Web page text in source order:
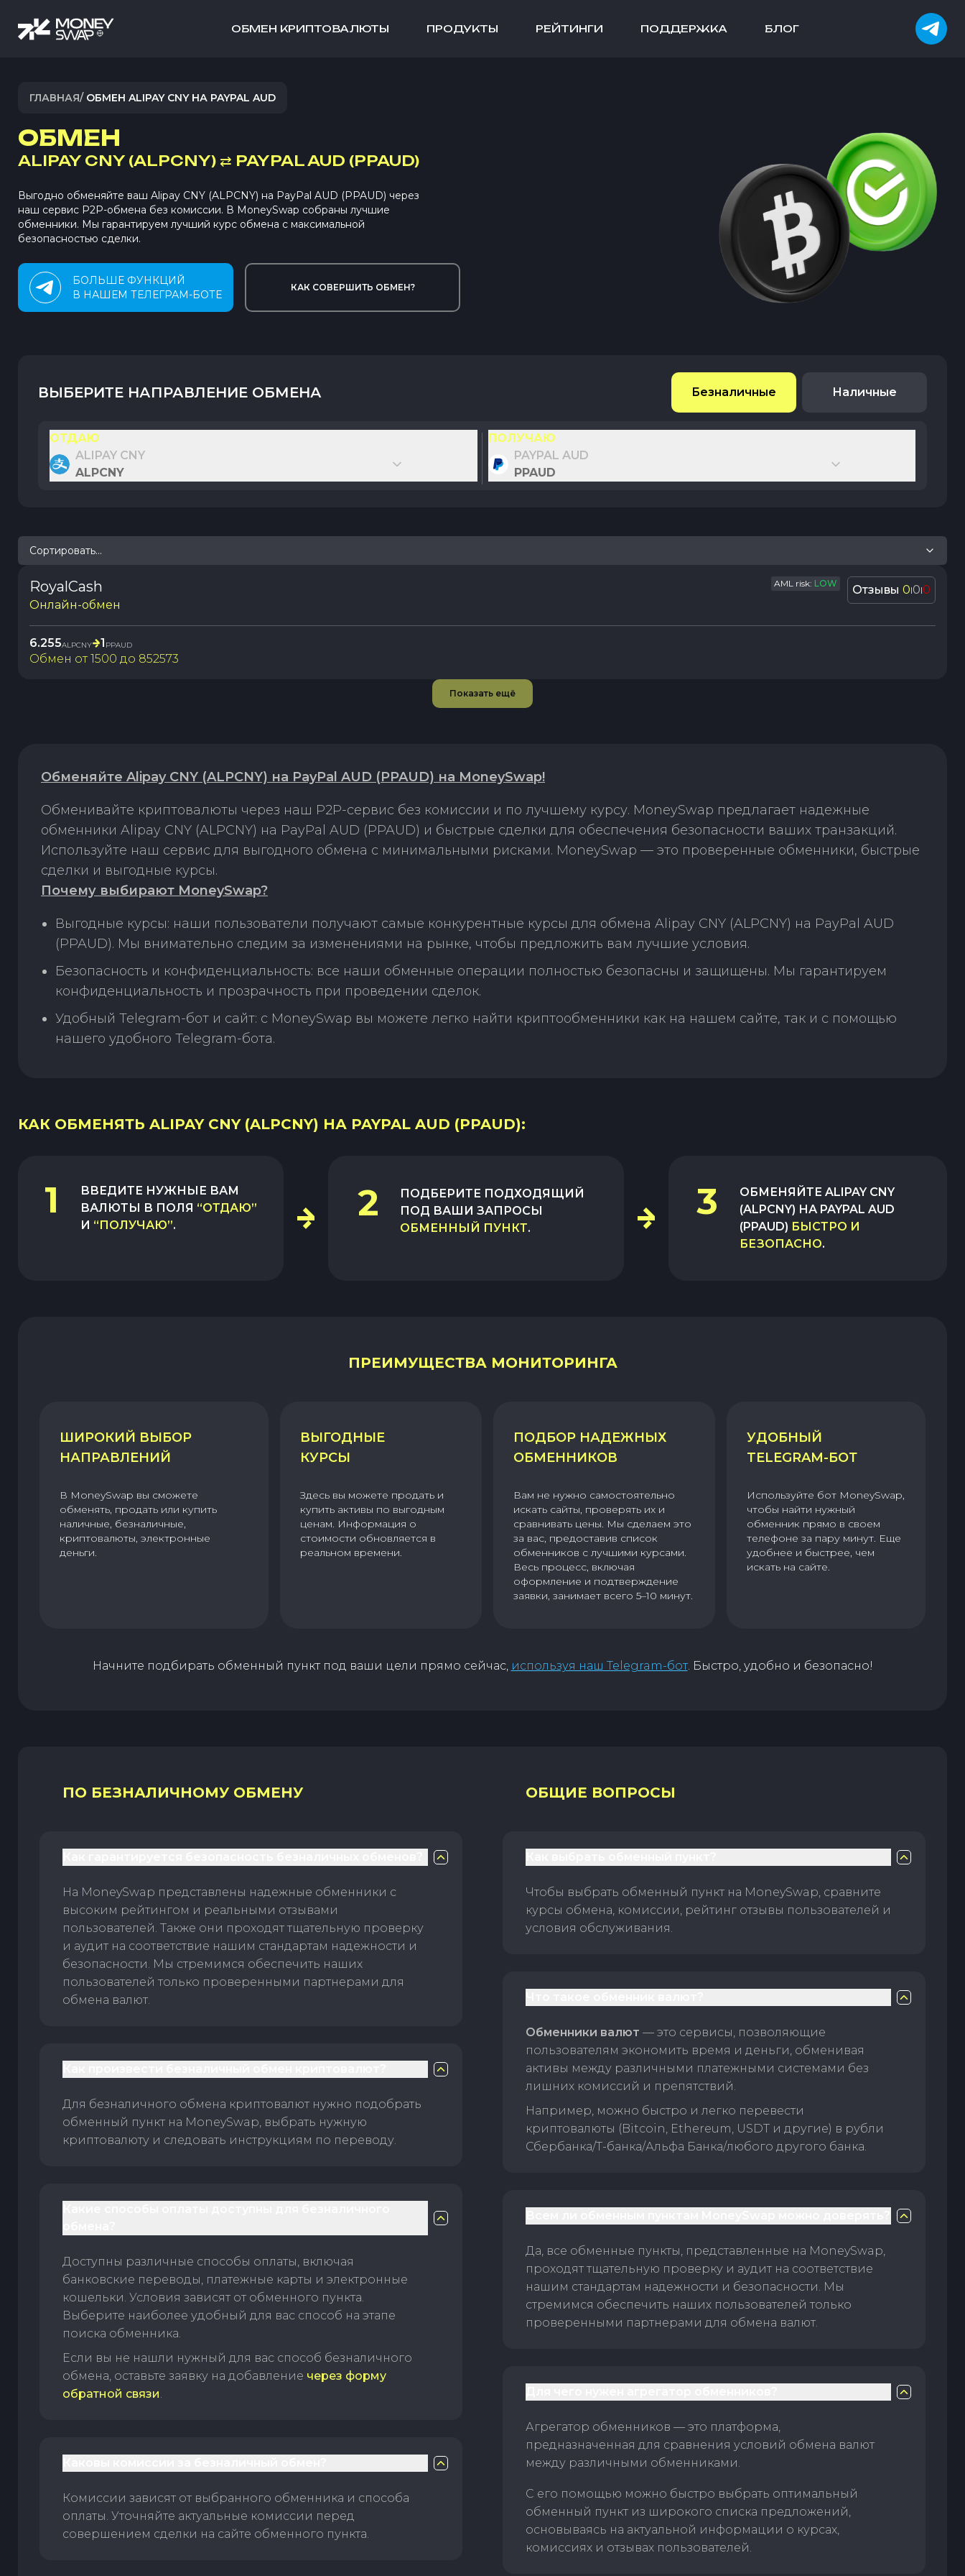
ОБМЕН КРИПТОВАЛЮТЫ ПРОДУКТЫ РЕЙТИНГИ ПОДДЕРЖКА БЛОГ
ГЛАВНАЯ/ ОБМЕН ALIPAY CNY НА PAYPAL AUD
ОБМЕН
ALIPAY CNY (ALPCNY) ⇄ PAYPAL AUD (PPAUD)
Выгодно обменяйте ваш Alipay CNY (ALPCNY) на PayPal AUD (PPAUD) через
наш сервис P2P-обмена без комиссии. В MoneySwap собраны лучшие
обменники. Мы гарантируем лучший курс обмена с максимальной
безопасностью сделки.
БОЛЬШЕ ФУНКЦИЙ
В НАШЕМ ТЕЛЕГРАМ-БОТЕ
КАК СОВЕРШИТЬ ОБМЕН?
ВЫБЕРИТЕ НАПРАВЛЕНИЕ ОБМЕНА Безналичные Наличные
ОТДАЮ
ALIPAY CNY
ALPCNY
ПОЛУЧАЮ
PAYPAL AUD
PPAUD
Сортировать...
RoyalCash AML risk: LOW
Онлайн-обмен
Отзывы 0|0|0
6.255ALPCNY 1 PPAUD
Обмен от1500 до 852573
Показать ещё
Обменяйте Alipay CNY (ALPCNY) на PayPal AUD (PPAUD) на MoneySwap!
Обменивайте криптовалюты через наш P2P-сервис без комиссии и по лучшему курсу. MoneySwap предлагает надежные
обменники Alipay CNY (ALPCNY) на PayPal AUD (PPAUD) и быстрые сделки для обеспечения безопасности ваших транзакций.
Используйте наш сервис для выгодного обмена с минимальными рисками. MoneySwap — это проверенные обменники, быстрые
сделки и выгодные курсы.
Почему выбирают MoneySwap?
Выгодные курсы: наши пользователи получают самые конкурентные курсы для обмена Alipay CNY (ALPCNY) на PayPal AUD
(PPAUD). Мы внимательно следим за изменениями на рынке, чтобы предложить вам лучшие условия.
Безопасность и конфиденциальность: все наши обменные операции полностью безопасны и защищены. Мы гарантируем
конфиденциальность и прозрачность при проведении сделок.
Удобный Telegram-бот и сайт: с MoneySwap вы можете легко найти криптообменники как на нашем сайте, так и с помощью
нашего удобного Telegram-бота.
КАК ОБМЕНЯТЬ ALIPAY CNY (ALPCNY) НА PAYPAL AUD (PPAUD):
1
ВВЕДИТЕ НУЖНЫЕ ВАМ
ВАЛЮТЫ В ПОЛЯ “ОТДАЮ”
И “ПОЛУЧАЮ”.
2
ПОДБЕРИТЕ ПОДХОДЯЩИЙ
ПОД ВАШИ ЗАПРОСЫ
ОБМЕННЫЙ ПУНКТ.
3 ОБМЕНЯЙТЕALIPAY CNY
(ALPCNY) НА PAYPAL AUD
(PPAUD) БЫСТРО И
БЕЗОПАСНО.
ПРЕИМУЩЕСТВА МОНИТОРИНГА
ШИРОКИЙ ВЫБОР
НАПРАВЛЕНИЙ
В MoneySwap вы сможете
обменять, продать или купить
наличные, безналичные,
криптовалюты, электронные
деньги.
ВЫГОДНЫЕ
КУРСЫ
Здесь вы можете продать и
купить активы по выгодным
ценам. Информация о
стоимости обновляется в
реальном времени.
ПОДБОР НАДЕЖНЫХ
ОБМЕННИКОВ
Вам не нужно самостоятельно
искать сайты, проверять их и
сравнивать цены. Мы сделаем это
за вас, предоставив список
обменников с лучшими курсами.
Весь процесс, включая
оформление и подтверждение
заявки, занимает всего 5–10 минут.
УДОБНЫЙ
TELEGRAM-БОТ
Используйте бот MoneySwap,
чтобы найти нужный
обменник прямо в своем
телефоне за пару минут. Еще
удобнее и быстрее, чем
искать на сайте.
Начните подбирать обменный пункт под ваши цели прямо сейчас, используя наш Telegram-бот. Быстро, удобно и безопасно!
ПО БЕЗНАЛИЧНОМУ ОБМЕНУ
На MoneySwap представлены надежные обменники с
высоким рейтингом и реальными отзывами
пользователей. Также они проходят тщательную проверку
и аудит на соответствие нашим стандартам надежности и
безопасности. Мы стремимся обеспечить наших
пользователей только проверенными партнерами для
обмена валют.
Для безналичного обмена криптовалют нужно подобрать
обменный пункт на MoneySwap, выбрать нужную
криптовалюту и следовать инструкциям по переводу.
Доступны различные способы оплаты, включая
банковские переводы, платежные карты и электронные
кошельки. Условия зависят от обменного пункта.
Выберите наиболее удобный для вас способ на этапе
поиска обменника.
Если вы не нашли нужный для вас способ безналичного
обмена, оставьте заявку на добавление через форму
обратной связи
Комиссии зависят от выбранного обменника и способа
оплаты. Уточняйте актуальные комиссии перед
совершением сделки на сайте обменного пункта.
ОБЩИЕ ВОПРОСЫ
Чтобы выбрать обменный пункт на MoneySwap, сравните
курсы обмена, комиссии, рейтинг отзывы пользователей и
условия обслуживания.
Обменники валют — это сервисы, позволяющие
пользователям экономить время и деньги, обменивая
активы между различными платежными системами без
лишних комиссий и препятствий.
Например, можно быстро и легко перевести
криптовалюты (Bitcoin, Ethereum, USDT и другие) в рубли
Сбербанка/Т-банка/Альфа Банка/любого другого банка.
Да, все обменные пункты, представленные на MoneySwap,
проходят тщательную проверку и аудит на соответствие
нашим стандартам надежности и безопасности. Мы
стремимся обеспечить наших пользователей только
проверенными партнерами для обмена валют.
Агрегатор обменников — это платформа,
предназначенная для сравнения условий обмена валют
между различными обменниками.
С его помощью можно быстро выбрать оптимальный
обменный пункт из широкого списка предложений,
основываясь на актуальной информации о курсах,
комиссиях и отзывах пользователей.